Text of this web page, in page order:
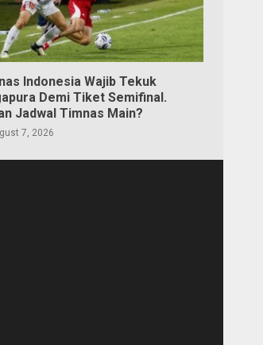
Indonesia Wajib Tekuk
Demi Tiket Semifinal.
Jadwal Timnas Main?
7, 2026